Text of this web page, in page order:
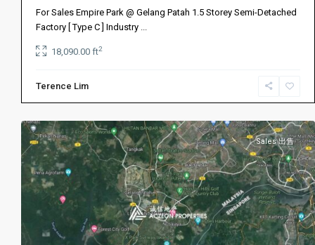
For Sales Empire Park @ Gelang Patah 1.5 Storey Semi-Detached
Factory [ Type C ] Industry ...
18,090.00 ft2
Terence Lim
伊
斯
达
主
Sales 出售
Gelang
Patah
林
Iskandar
Puteri
伊
斯
干
达
公
城
Johor